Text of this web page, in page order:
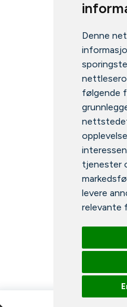
Denne
følgende
tjenester
levere
relevante